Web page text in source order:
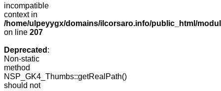
incompatible
context in
/home/ulpeyygx/domains/ilcorsaro.info/public_html/
on line 207
Deprecated :
Non-static
method
NSP_GK4_Thumbs::getRealPath()
should not